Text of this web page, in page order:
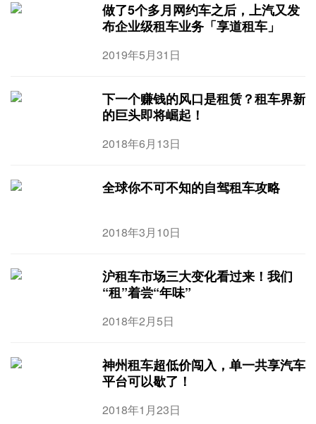
做了5个多月网约车之后，上汽又发
布企业级租车业务「享道租车」
2019年5月31日
下一个赚钱的风口是租赁？租车界新
的巨头即将崛起！
2018年6月13日
全球你不可不知的自驾租车攻略
2018年3月10日
沪租车市场三大变化看过来！我们
“租”着尝“年味”
2018年2月5日
神州租车超低价闯入，单一共享汽车
平台可以歇了！
2018年1月23日